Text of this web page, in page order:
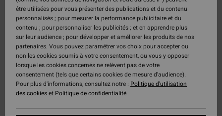
être utilisées pour vous présenter des publications et du contenu
personnalisés ; pour mesurer la performance publicitaire et du
contenu ; pour personnaliser les publicités ; et en apprendre plus
sur leur audience ; pour développer et améliorer les produits de nos
partenaires. Vous pouvez paramétrer vos choix pour accepter ou
non les cookies soumis à votre consentement, ou vous y opposer
lorsque les cookies concernés ne relèvent pas de votre
consentement (tels que certains cookies de mesure d’audience).
Pour plus d'informations, consultez notre : Politique d'utilisation
des cookieset Politique de confidentialité